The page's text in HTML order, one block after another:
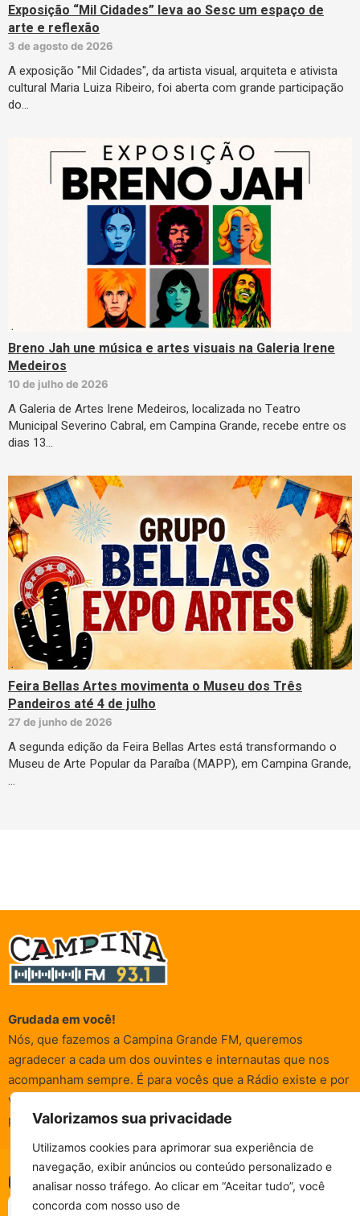
Valorizamos sua privacidade
Utilizamos cookies para aprimorar sua experiência de
navegação, exibir anúncios ou conteúdo personalizado e
analisar nosso tráfego. Ao clicar em “Aceitar tudo”, você
concorda com nosso uso de
CAMPINA FM - AO VIVO
ESCUTE SEM PARAR!
Exposição “Mil Cidades” leva ao Sesc um espaço de
arte e reflexão
3 de agosto de 2026
A exposição "Mil Cidades", da artista visual, arquiteta e ativista
cultural Maria Luiza Ribeiro, foi aberta com grande participação
do…
Breno Jah une música e artes visuais na Galeria Irene
Medeiros
10 de julho de 2026
A Galeria de Artes Irene Medeiros, localizada no Teatro
Municipal Severino Cabral, em Campina Grande, recebe entre os
dias 13…
Feira Bellas Artes movimenta o Museu dos Três
Pandeiros até 4 de julho
27 de junho de 2026
A segunda edição da Feira Bellas Artes está transformando o
Museu de Arte Popular da Paraíba (MAPP), em Campina Grande,
…
Grudada em você!
Nós, que fazemos a Campina Grande FM, queremos
agradecer a cada um dos ouvintes e internautas que nos
acompanham sempre. É para vocês que a Rádio existe e por
vocês que as informações (informativas, de entretenimento,
promocionais e de conscientização) são realizadas.
© Campina FM 1978 – 2026.Termos de Uso|Política de
Privacidade